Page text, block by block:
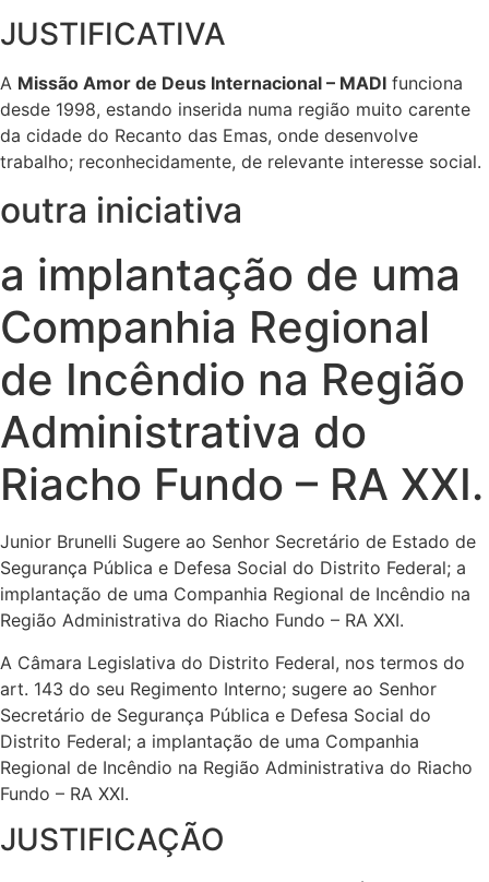
JUSTIFICATIVA
A Missão Amor de Deus Internacional – MADI funciona
desde 1998, estando inserida numa região muito carente
da cidade do Recanto das Emas, onde desenvolve
trabalho; reconhecidamente, de relevante interesse social.
outra iniciativa
a implantação de uma
Companhia Regional
de Incêndio na Região
Administrativa do
Riacho Fundo – RA XXI.
Junior Brunelli Sugere ao Senhor Secretário de Estado de
Segurança Pública e Defesa Social do Distrito Federal; a
implantação de uma Companhia Regional de Incêndio na
Região Administrativa do Riacho Fundo – RA XXI.
A Câmara Legislativa do Distrito Federal, nos termos do
art. 143 do seu Regimento Interno; sugere ao Senhor
Secretário de Segurança Pública e Defesa Social do
Distrito Federal; a implantação de uma Companhia
Regional de Incêndio na Região Administrativa do Riacho
Fundo – RA XXI.
JUSTIFICAÇÃO